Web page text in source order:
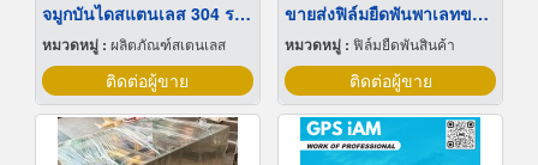
จมูกบันไดสแตนเลส 304 ราคาโรงงาน
หมวดหมู่ : ผลิตภัณฑ์สเตนเลส
ติดต่อผู้ขาย
ขายส่งฟิล์มยืดพันพาเลทขนาดพันด้วยมือ Hand wrap
หมวดหมู่ : ฟิล์มยืดพันสินค้า
ติดต่อผู้ขาย